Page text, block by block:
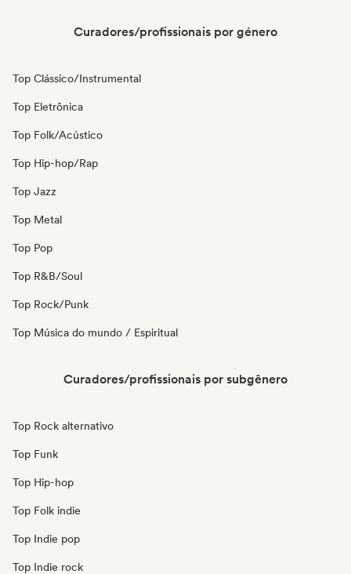
Curadores/profissionais por género
Top Clássico/Instrumental
Top Eletrônica
Top Folk/Acústico
Top Hip-hop/Rap
Top Jazz
Top Metal
Top Pop
Top R&B/Soul
Top Rock/Punk
Top Música do mundo / Espiritual
Curadores/profissionais por subgênero
Top Rock alternativo
Top Funk
Top Hip-hop
Top Folk indie
Top Indie pop
Top Indie rock